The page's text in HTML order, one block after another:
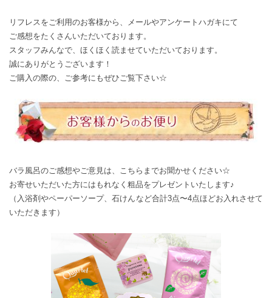
リフレスをご利用のお客様から、メールやアンケートハガキにて
ご感想をたくさんいただいております。
スタッフみんなで、ほくほく読ませていただいております。
誠にありがとうございます！
ご購入の際の、ご参考にもぜひご覧下さい☆
バラ風呂のご感想やご意見は、 こちら までお聞かせください☆
お寄せいただいた方にはもれなく粗品をプレゼントいたします♪
（入浴剤やペーパーソープ、石けんなど合計3点〜4点ほどお入れさせて
いただきます）